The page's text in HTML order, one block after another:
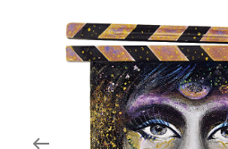
Aukce filmových klapek
Aktuality
Zlín Film Festival